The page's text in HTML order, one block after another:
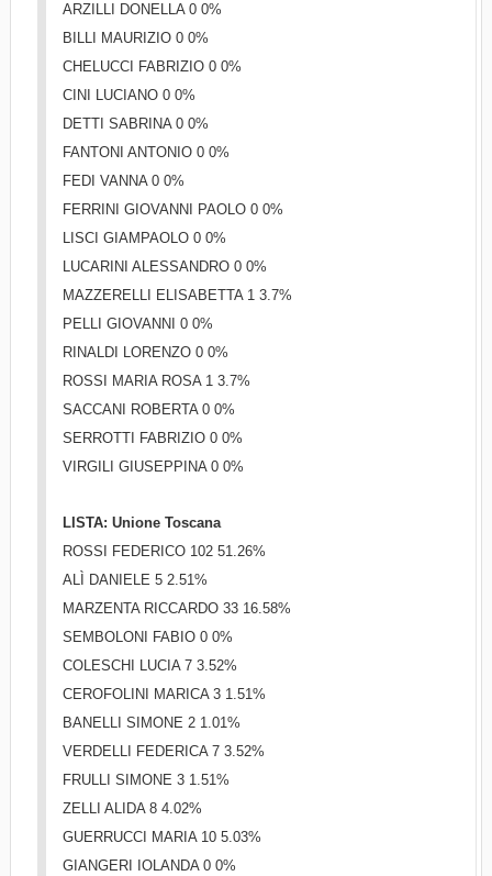
ARZILLI DONELLA 0 0%
BILLI MAURIZIO 0 0%
CHELUCCI FABRIZIO 0 0%
CINI LUCIANO 0 0%
DETTI SABRINA 0 0%
FANTONI ANTONIO 0 0%
FEDI VANNA 0 0%
FERRINI GIOVANNI PAOLO 0 0%
LISCI GIAMPAOLO 0 0%
LUCARINI ALESSANDRO 0 0%
MAZZERELLI ELISABETTA 1 3.7%
PELLI GIOVANNI 0 0%
RINALDI LORENZO 0 0%
ROSSI MARIA ROSA 1 3.7%
SACCANI ROBERTA 0 0%
SERROTTI FABRIZIO 0 0%
VIRGILI GIUSEPPINA 0 0%
LISTA: Unione Toscana
ROSSI FEDERICO 102 51.26%
ALÌ DANIELE 5 2.51%
MARZENTA RICCARDO 33 16.58%
SEMBOLONI FABIO 0 0%
COLESCHI LUCIA 7 3.52%
CEROFOLINI MARICA 3 1.51%
BANELLI SIMONE 2 1.01%
VERDELLI FEDERICA 7 3.52%
FRULLI SIMONE 3 1.51%
ZELLI ALIDA 8 4.02%
GUERRUCCI MARIA 10 5.03%
GIANGERI IOLANDA 0 0%